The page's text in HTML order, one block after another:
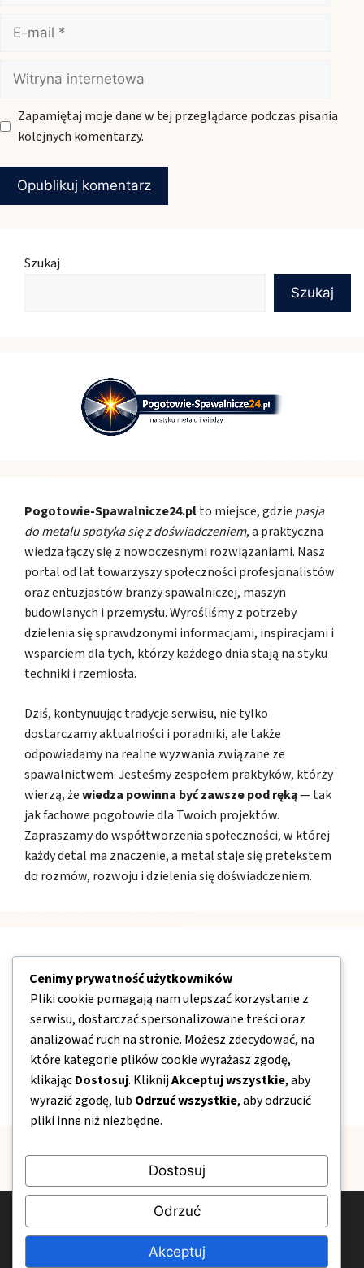
mail
Witryna
internetowa
Zapamiętaj moje dane w tej przeglądarce podczas pisania
kolejnych komentarzy.
Szukaj
Szukaj
Pogotowie-Spawalnicze24.plto miejsce, gdzie pasja
do metalu spotyka się z doświadczeniem, a praktyczna
wiedza łączy się z nowoczesnymi rozwiązaniami. Nasz
portal od lat towarzyszy społeczności profesjonalistów
oraz entuzjastów branży spawalniczej, maszyn
budowlanych i przemysłu. Wyrośliśmy z potrzeby
dzielenia się sprawdzonymi informacjami, inspiracjami i
wsparciem dla tych, którzy każdego dnia stają na styku
techniki i rzemiosła.
Dziś, kontynuując tradycje serwisu, nie tylko
dostarczamy aktualności i poradniki, ale także
odpowiadamy na realne wyzwania związane ze
spawalnictwem. Jesteśmy zespołem praktyków, którzy
wierzą, żewiedza powinna być zawsze pod ręką— tak
jak fachowe pogotowie dla Twoich projektów.
Zapraszamy do współtworzenia społeczności, w której
każdy detal ma znaczenie, a metal staje się pretekstem
do rozmów, rozwoju i dzielenia się doświadczeniem.
Kontakt
Mapa strony
Polityka prywatności
© 2026 Pogotowie-Spawalnicze24.pl
Polityka prywatności
Kontakt
Cenimy prywatność użytkowników
Pliki cookie pomagają nam ulepszać korzystanie z
serwisu, dostarczać spersonalizowane treści oraz
analizować ruch na stronie. Możesz zdecydować, na
które kategorie plików cookie wyrażasz zgodę,
klikającDostosuj. KliknijAkceptuj wszystkie, aby
wyrazić zgodę, lub Odrzuć wszystkie, aby odrzucić
pliki inne niż niezbędne.
Dostosuj
Odrzuć
Akceptuj